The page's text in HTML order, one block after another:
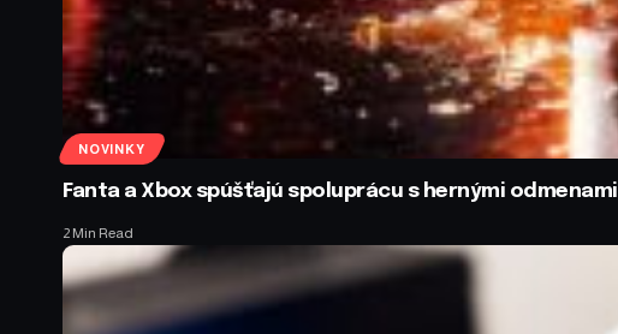
NOVINKY
Fanta a Xbox spúšťajú spoluprácu s hernými odmenami
2 Min Read